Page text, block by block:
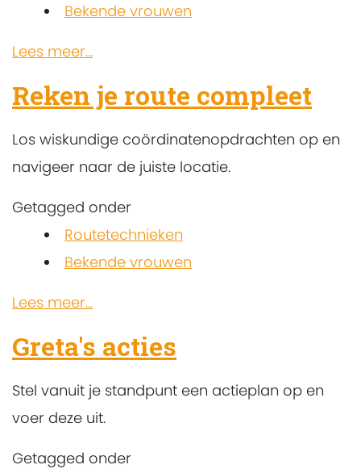
Bekende vrouwen
Lees meer...
Reken je route compleet
Los wiskundige coördinatenopdrachten op en
navigeer naar de juiste locatie.
Getagged onder
Routetechnieken
Bekende vrouwen
Lees meer...
Greta's acties
Stel vanuit je standpunt een actieplan op en
voer deze uit.
Getagged onder